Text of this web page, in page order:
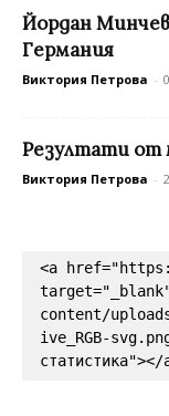
Йордан
Германия
Виктория Петрова -
Резултати от
Виктория Петрова -
<a
content/
ive_RGB-
статистика"></